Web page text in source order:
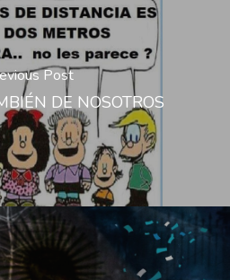
Post
DE NOSOTROS